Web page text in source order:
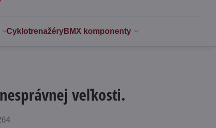
CyklotrenažéryBMX komponenty
veľkosti.